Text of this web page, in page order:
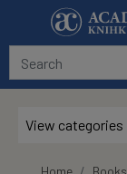
Skip to main content
View categories
Home Books